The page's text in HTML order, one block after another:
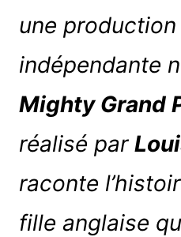
une production
indépendante
Mighty Grand
réalisé par
raconte
fille anglaise